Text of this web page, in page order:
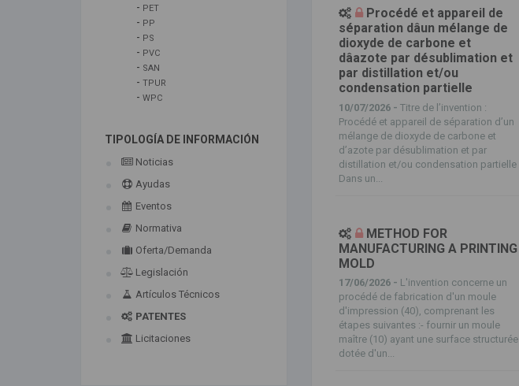
- PET
- PP
- PS
- PVC
- SAN
- TPUR
- WPC
TIPOLOGÍA DE INFORMACIÓN
Noticias
Ayudas
Eventos
Normativa
Oferta/Demanda
Legislación
Artículos Técnicos
PATENTES
Licitaciones
Procédé et appareil de
séparation dâun mélange de
dioxyde de carbone et
dâazote par désublimation et
par distillation et/ou
condensation partielle
10/07/2026 - Titre de l’invention :
Procédé et appareil de séparation d’un
mélange de dioxyde de carbone et
d’azote par désublimation et par
distillation et/ou condensation partielle
Dans un...
METHOD FOR
MANUFACTURING A PRINTING
MOLD
17/06/2026 - L'invention concerne un
procédé de fabrication d'un moule
d'impression (40), comprenant les
étapes suivantes :- fournir un moule
maître (10) ayant une surface structurée
dotée d'un...